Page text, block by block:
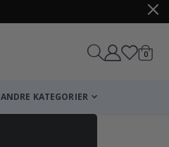
0varer
ANDRE KATEGORIER